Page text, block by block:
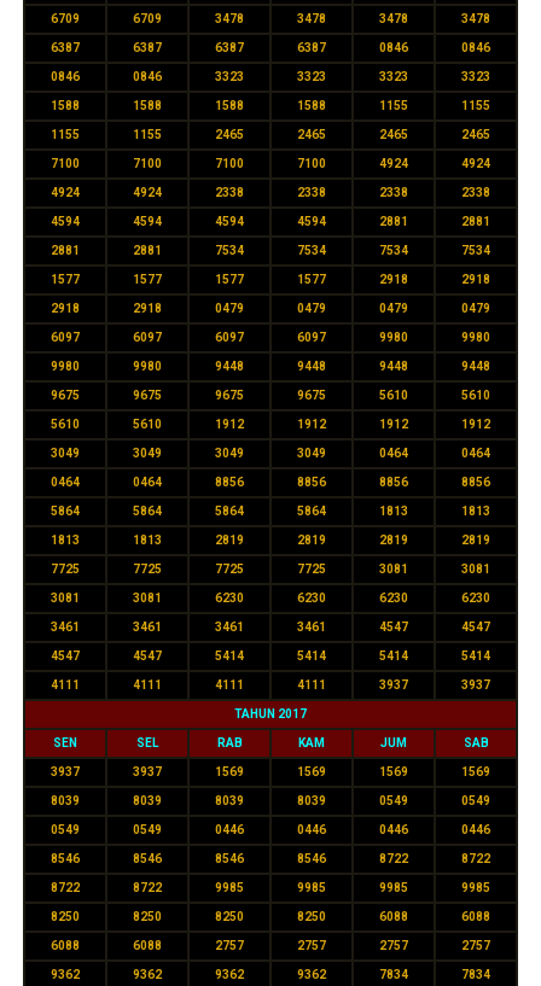
6709 6709 3478 3478 3478 3478
6387 6387 6387 6387 0846 0846
0846 0846 3323 3323 3323 3323
1588 1588 1588 1588 1155 1155
1155 1155 2465 2465 2465 2465
7100 7100 7100 7100 4924 4924
4924 4924 2338 2338 2338 2338
4594 4594 4594 4594 2881 2881
2881 2881 7534 7534 7534 7534
1577 1577 1577 1577 2918 2918
2918 2918 0479 0479 0479 0479
6097 6097 6097 6097 9980 9980
9980 9980 9448 9448 9448 9448
9675 9675 9675 9675 5610 5610
5610 5610 1912 1912 1912 1912
3049 3049 3049 3049 0464 0464
0464 0464 8856 8856 8856 8856
5864 5864 5864 5864 1813 1813
1813 1813 2819 2819 2819 2819
7725 7725 7725 7725 3081 3081
3081 3081 6230 6230 6230 6230
3461 3461 3461 3461 4547 4547
4547 4547 5414 5414 5414 5414
4111 4111 4111 4111 3937 3937
TAHUN 2017
SEN SEL RAB KAM JUM SAB
3937 3937 1569 1569 1569 1569
8039 8039 8039 8039 0549 0549
0549 0549 0446 0446 0446 0446
8546 8546 8546 8546 8722 8722
8722 8722 9985 9985 9985 9985
8250 8250 8250 8250 6088 6088
6088 6088 2757 2757 2757 2757
9362 9362 9362 9362 7834 7834